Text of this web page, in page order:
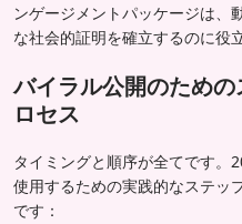
ンゲージメントパッケージは、
な社会的証明を確立するのに役
バイラル公開のため
ロセス
タイミングと順序が全てです
使用するための実践的なステッ
です：